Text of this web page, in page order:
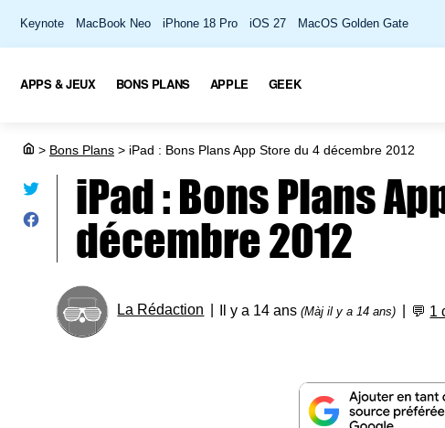
Keynote MacBook Neo iPhone 18 Pro iOS 27 MacOS Golden Gate
APPS & JEUX BONS PLANS APPLE GEEK
> Bons Plans > iPad : Bons Plans App Store du 4 décembre 2012
iPad : Bons Plans
décembre 2012
La Rédaction Il y a 14 ans(Màj il y a 14 ans) 💬 1